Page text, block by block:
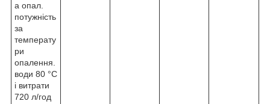
а опал.
потужність
за
температу
ри
опалення.
води 80 °C
і витрати
720 л/год